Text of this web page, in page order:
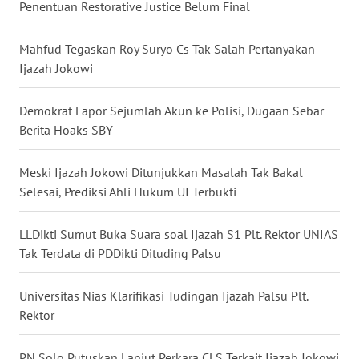
Penentuan Restorative Justice Belum Final
Mahfud Tegaskan Roy Suryo Cs Tak Salah Pertanyakan
Ijazah Jokowi
Demokrat Lapor Sejumlah Akun ke Polisi, Dugaan Sebar
Berita Hoaks SBY
Meski Ijazah Jokowi Ditunjukkan Masalah Tak Bakal
Selesai, Prediksi Ahli Hukum UI Terbukti
LLDikti Sumut Buka Suara soal Ijazah S1 Plt. Rektor UNIAS
Tak Terdata di PDDikti Dituding Palsu
Universitas Nias Klarifikasi Tudingan Ijazah Palsu Plt.
Rektor
WN
WN
WN
LAMPUNG
WN
JATENG